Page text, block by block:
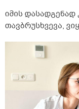
იმის
თავბრუსხვევა,